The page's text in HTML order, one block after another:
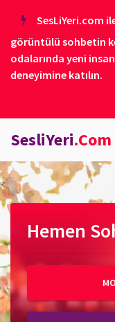
SesLiYeri.com
görüntülü sohbetin
odalarında yeni
deneyimine katılın.
SesliYeri
Hemen